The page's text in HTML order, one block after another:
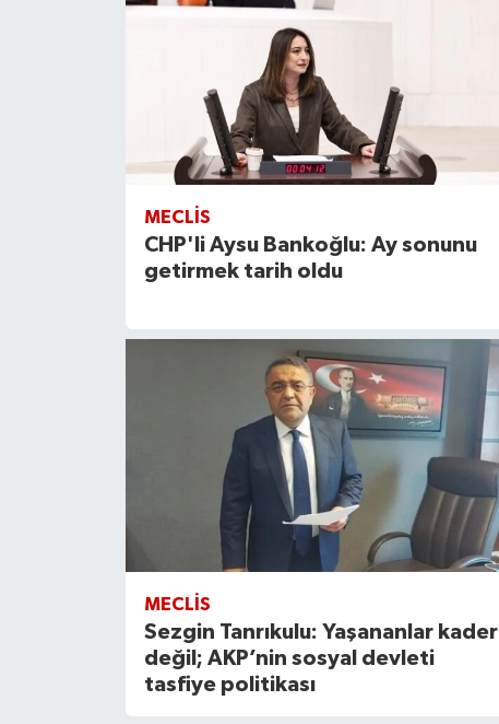
MECLIS
CHP'li Aysu Bankoğlu: Ay sonunu
getirmek tarih oldu
MECLIS
Sezgin Tanrıkulu: Yaşananlar kader
değil; AKP’nin sosyal devleti
tasfiye politikası